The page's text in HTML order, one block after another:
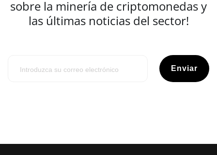
sobre la minería de criptomonedas y
las últimas noticias del sector!
Enviar